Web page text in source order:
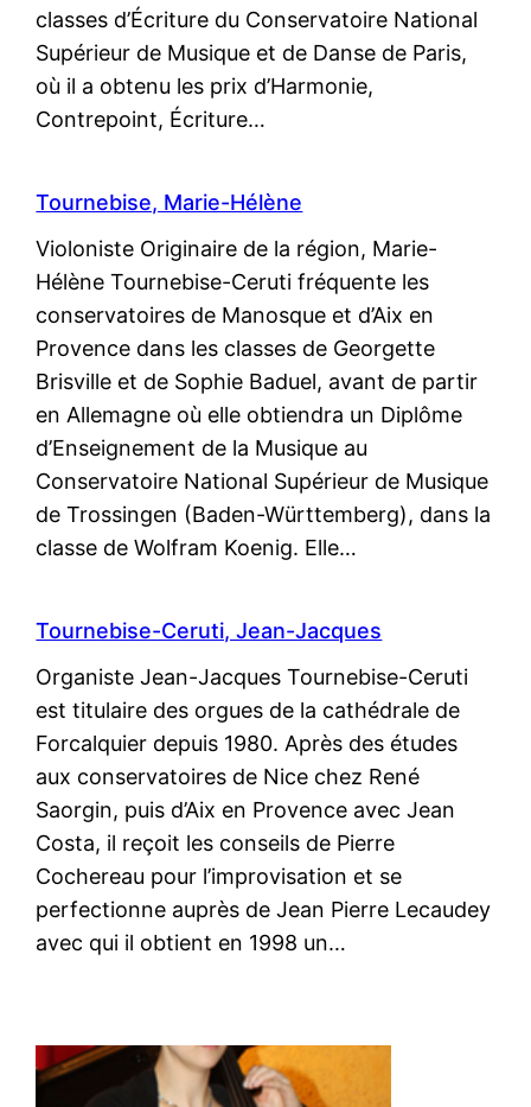
classes d’Écriture du Conservatoire National
Supérieur de Musique et de Danse de Paris,
où il a obtenu les prix d’Harmonie,
Contrepoint, Écriture…
Tournebise, Marie-Hélène
Violoniste Originaire de la région, Marie-
Hélène Tournebise-Ceruti fréquente les
conservatoires de Manosque et d’Aix en
Provence dans les classes de Georgette
Brisville et de Sophie Baduel, avant de partir
en Allemagne où elle obtiendra un Diplôme
d’Enseignement de la Musique au
Conservatoire National Supérieur de Musique
de Trossingen (Baden-Württemberg), dans la
classe de Wolfram Koenig. Elle…
Tournebise-Ceruti, Jean-Jacques
Organiste Jean-Jacques Tournebise-Ceruti
est titulaire des orgues de la cathédrale de
Forcalquier depuis 1980. Après des études
aux conservatoires de Nice chez René
Saorgin, puis d’Aix en Provence avec Jean
Costa, il reçoit les conseils de Pierre
Cochereau pour l’improvisation et se
perfectionne auprès de Jean Pierre Lecaudey
avec qui il obtient en 1998 un…